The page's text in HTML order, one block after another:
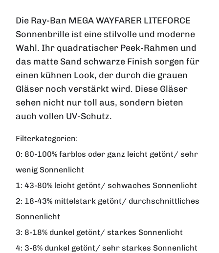
Die Ray-Ban MEGA WAYFARER LITEFORCE
Sonnenbrille ist eine stilvolle und moderne
Wahl. Ihr quadratischer Peek-Rahmen und
das matte Sand schwarze Finish sorgen für
einen kühnen Look, der durch die grauen
Gläser noch verstärkt wird. Diese Gläser
sehen nicht nur toll aus, sondern bieten
auch vollen UV-Schutz.
Filterkategorien:
0: 80-100% farblos oder ganz leicht getönt/ sehr
wenig Sonnenlicht
1: 43-80% leicht getönt/ schwaches Sonnenlicht
2: 18-43% mittelstark getönt/ durchschnittliches
Sonnenlicht
3: 8-18% dunkel getönt/ starkes Sonnenlicht
4: 3-8% dunkel getönt/ sehr starkes Sonnenlicht